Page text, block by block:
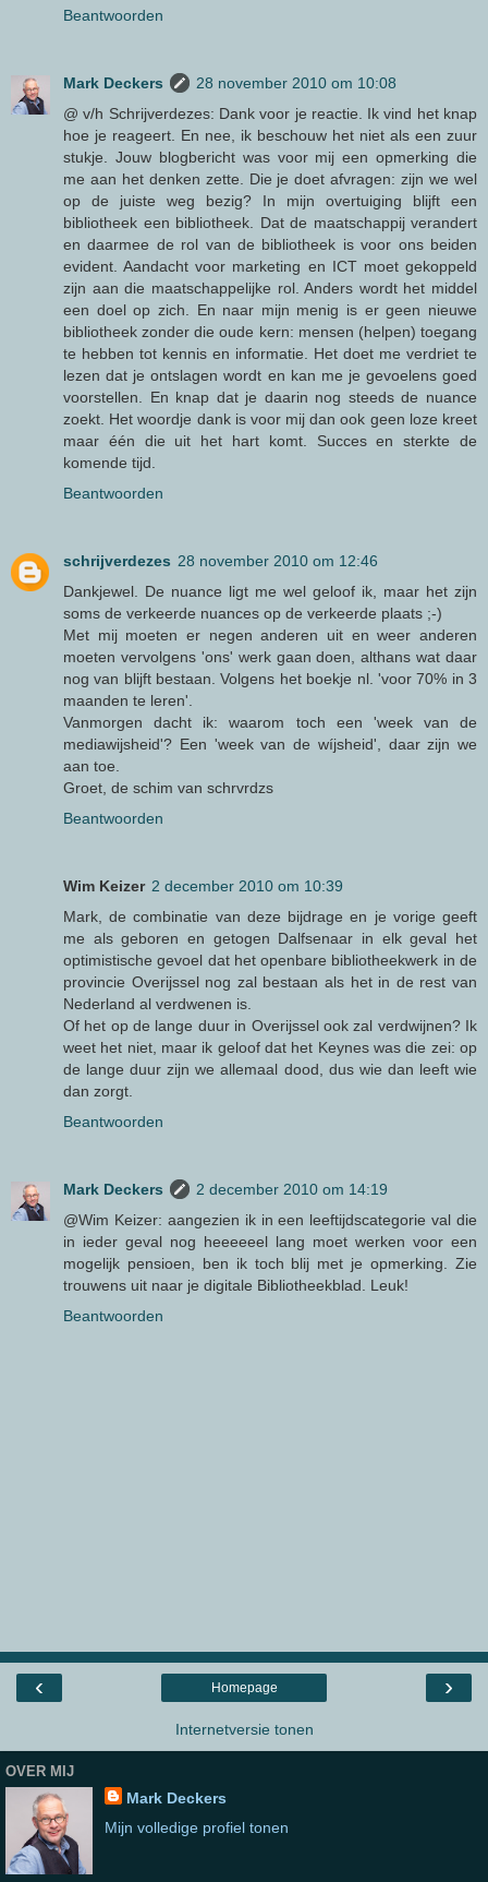
Beantwoorden
Mark Deckers
28 november 2010 om 10:08
@ v/h Schrijverdezes: Dank voor je reactie. Ik vind het knap
hoe je reageert. En nee, ik beschouw het niet als een zuur
stukje. Jouw blogbericht was voor mij een opmerking die
me aan het denken zette. Die je doet afvragen: zijn we wel
op de juiste weg bezig? In mijn overtuiging blijft een
bibliotheek een bibliotheek. Dat de maatschappij verandert
en daarmee de rol van de bibliotheek is voor ons beiden
evident. Aandacht voor marketing en ICT moet gekoppeld
zijn aan die maatschappelijke rol. Anders wordt het middel
een doel op zich. En naar mijn menig is er geen nieuwe
bibliotheek zonder die oude kern: mensen (helpen) toegang
te hebben tot kennis en informatie. Het doet me verdriet te
lezen dat je ontslagen wordt en kan me je gevoelens goed
voorstellen. En knap dat je daarin nog steeds de nuance
zoekt. Het woordje dank is voor mij dan ook geen loze kreet
maar één die uit het hart komt. Succes en sterkte de
komende tijd.
Beantwoorden
schrijverdezes 28 november 2010 om 12:46
Dankjewel. De nuance ligt me wel geloof ik, maar het zijn
soms de verkeerde nuances op de verkeerde plaats ;-)
Met mij moeten er negen anderen uit en weer anderen
moeten vervolgens 'ons' werk gaan doen, althans wat daar
nog van blijft bestaan. Volgens het boekje nl. 'voor 70% in 3
maanden te leren'.
Vanmorgen dacht ik: waarom toch een 'week van de
mediawijsheid'? Een 'week van de wíjsheid', daar zijn we
aan toe.
Groet, de schim van schrvrdzs
Beantwoorden
Wim Keizer 2 december 2010 om 10:39
Mark, de combinatie van deze bijdrage en je vorige geeft
me als geboren en getogen Dalfsenaar in elk geval het
optimistische gevoel dat het openbare bibliotheekwerk in de
provincie Overijssel nog zal bestaan als het in de rest van
Nederland al verdwenen is.
Of het op de lange duur in Overijssel ook zal verdwijnen? Ik
weet het niet, maar ik geloof dat het Keynes was die zei: op
de lange duur zijn we allemaal dood, dus wie dan leeft wie
dan zorgt.
Beantwoorden
Mark Deckers
2 december 2010 om 14:19
@Wim Keizer: aangezien ik in een leeftijdscategorie val die
in ieder geval nog heeeeeel lang moet werken voor een
mogelijk pensioen, ben ik toch blij met je opmerking. Zie
trouwens uit naar je digitale Bibliotheekblad. Leuk!
Beantwoorden
‹ ›
Homepage
Internetversie tonen
OVER MIJ
Mark Deckers
Mijn volledige profiel tonen